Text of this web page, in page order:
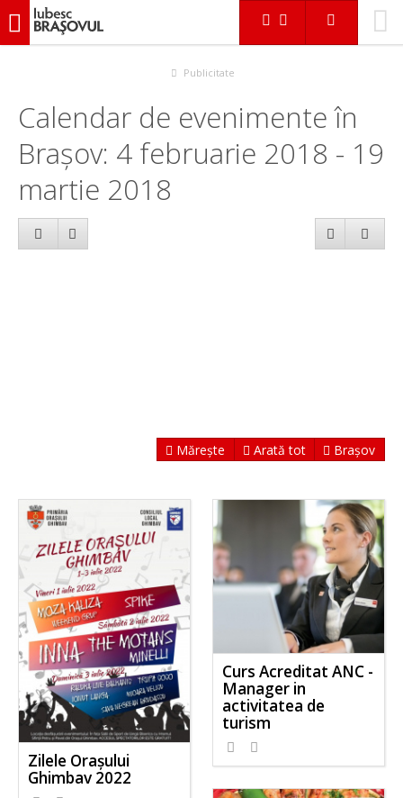
iubescbraşovul.ro
Publicitate
Calendar de evenimente în
Brașov: 4 februarie 2018 - 19
martie 2018
Mărește Arată tot Brașov
Zilele Orașului
Ghimbav 2022
Curs Acreditat ANC -
Manager in
activitatea de
turism